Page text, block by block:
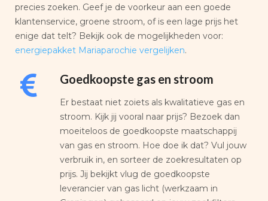
precies zoeken. Geef je de voorkeur aan een goede
klantenservice, groene stroom, of is een lage prijs het
enige dat telt? Bekijk ook de mogelijkheden voor:
energiepakket Mariaparochie vergelijken.
Goedkoopste gas en stroom
Er bestaat niet zoiets als kwalitatieve gas en
stroom. Kijk jij vooral naar prijs? Bezoek dan
moeiteloos de goedkoopste maatschappij
van gas en stroom. Hoe doe ik dat? Vul jouw
verbruik in, en sorteer de zoekresultaten op
prijs. Jij bekijkt vlug de goedkoopste
leverancier van gas licht (werkzaam in